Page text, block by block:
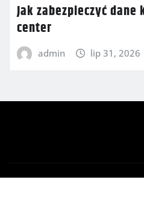
Jak zabezpieczyć
center
admin lip 31, 2026